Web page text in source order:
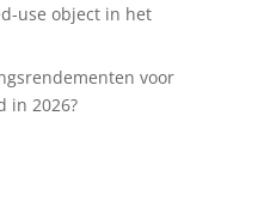
use object in het
voor
in 2026?